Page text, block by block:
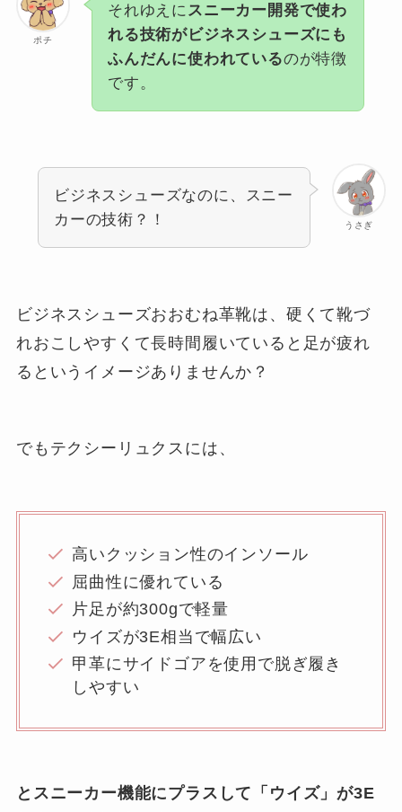
ポチ
それゆえにスニーカー開発で使わ
れる技術がビジネスシューズにも
ふんだんに使われているのが特徴
です。
うさぎ
ビジネスシューズなのに、スニー
カーの技術？！
ビジネスシューズおおむね革靴は、硬くて靴づ
れおこしやすくて長時間履いていると足が疲れ
るというイメージありませんか？
でもテクシーリュクスには、
高いクッション性のインソール
屈曲性に優れている
片足が約300gで軽量
ウイズが3E相当で幅広い
甲革にサイドゴアを使用で脱ぎ履き
しやすい
とスニーカー機能にプラスして「ウイズ」が3E